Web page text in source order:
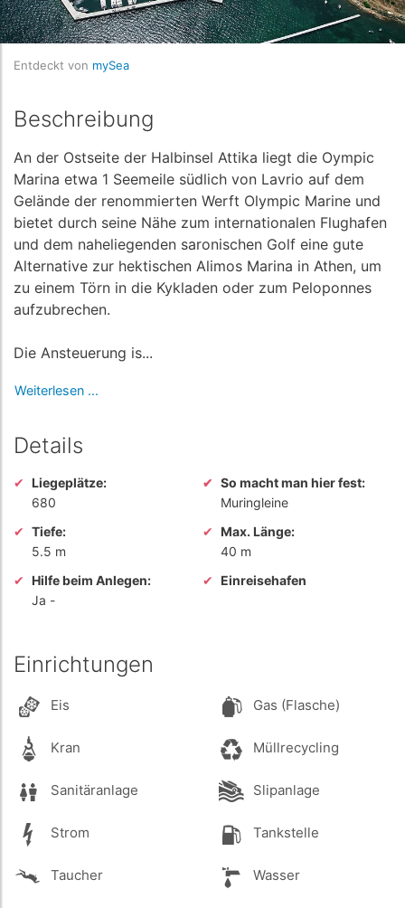
Entdeckt von mySea
Beschreibung
An der Ostseite der Halbinsel Attika liegt die Oympic
Marina etwa 1 Seemeile südlich von Lavrio auf dem
Gelände der renommierten Werft Olympic Marine und
bietet durch seine Nähe zum internationalen Flughafen
und dem naheliegenden saronischen Golf eine gute
Alternative zur hektischen Alimos Marina in Athen, um
zu einem Törn in die Kykladen oder zum Peloponnes
aufzubrechen.
Die Ansteuerung is...
Weiterlesen ...
Details
Liegeplätze:
680
So macht man hier fest:
Muringleine
Tiefe:
5.5 m
Max. Länge:
40 m
Hilfe beim Anlegen:
Ja -
Einreisehafen
Einrichtungen
Eis Gas (Flasche)
Kran Müllrecycling
Sanitäranlage Slipanlage
Strom Tankstelle
Taucher Wasser